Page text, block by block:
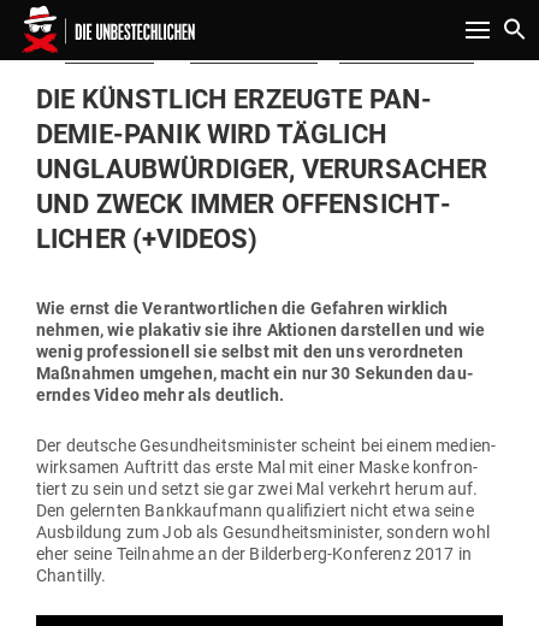
Toggle
Am
DIE KÜNSTLICH ERZEUGTE PAN­
DEMIE-PANIK WIRD TÄGLICH
UNGLAUB­WÜR­DIGER, VER­UR­SACHER
UND ZWECK IMMER OFFEN­SICHT­
LICHER (+VIDEOS)
Wie ernst die Ver­ant­wort­lichen die Gefahren wirklich
nehmen, wie pla­kativ sie ihre Aktionen dar­stellen und wie
wenig pro­fes­sionell sie selbst mit den uns ver­ord­neten
Maß­nahmen umgehen, macht ein nur 30 Sekunden dau­
erndes Video mehr als deutlich.
Der deutsche Gesund­heits­mi­nister scheint bei einem medi­en­
wirk­samen Auf­tritt das erste Mal mit einer Maske kon­fron­
tiert zu sein und setzt sie gar zwei Mal ver­kehrt herum auf.
Den gelernten Bank­kaufmann qua­li­fi­ziert nicht etwa seine
Aus­bildung zum Job als Gesund­heits­mi­nister, sondern wohl
eher seine Teil­nahme an der Bil­derberg-Kon­ferenz 2017 in
Chantilly.